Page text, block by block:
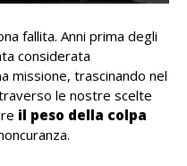
fallita. Anni prima degli
considerata
missione, trascinando nel
le nostre scelte
il peso della colpa